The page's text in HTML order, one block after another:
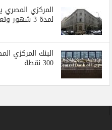
المركزي المصري
لمدة 3 شهور وتعديلات علي التمويل العقاري
البنك المركزي
300 نقطة